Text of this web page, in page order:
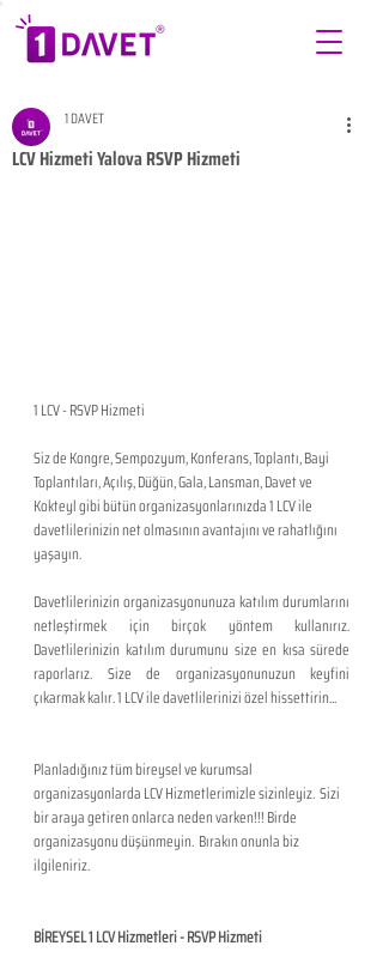
LCV Hizmeti Yalova RSVP Hizmeti
1 DAVET
1 LCV - RSVP Hizmeti
Siz de Kongre, Sempozyum, Konferans, Toplantı, Bayi
Toplantıları, Açılış, Düğün, Gala, Lansman, Davet ve
Kokteyl gibi bütün organizasyonlarınızda 1 LCV ile
davetlilerinizin net olmasının avantajını ve rahatlığını
yaşayın.
Davetlilerinizin organizasyonunuza katılım durumlarını
netleştirmek için birçok yöntem kullanırız.
Davetlilerinizin katılım durumunu size en kısa sürede
raporlarız. Size de organizasyonunuzun keyfini
çıkarmak kalır. 1 LCV ile davetlilerinizi özel hissettirin...
Planladığınız tüm bireysel ve kurumsal
organizasyonlarda LCV Hizmetlerimizle sizinleyiz.  Sizi
bir araya getiren onlarca neden varken!!! Birde
organizasyonu düşünmeyin.  Bırakın onunla biz
ilgileniriz.
BİREYSEL 1 LCV Hizmetleri - RSVP Hizmeti